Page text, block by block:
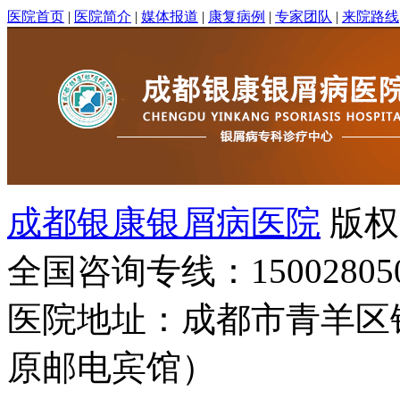
医院首页 | 医院简介 | 媒体报道 | 康复病例 | 专家团队 | 来院路线
成都银康银屑病医院 版
全国咨询专线：
医院地址：成都市青羊
原邮电宾馆）